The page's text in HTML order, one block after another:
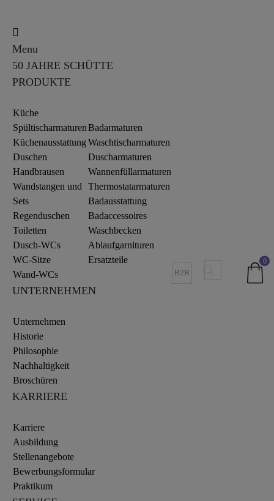
Menu
50 JAHRE SCHÜTTE
PRODUKTE
Küche
Spültischarmaturen
Küchenausstattung
Duschen
Handbrausen
Wandstangen und
Sets
Regenduschen
Toiletten
Dusch-WCs
WC-Sitze
Wand-WCs
Badarmaturen
Waschtischarmaturen
Duscharmaturen
Wannenfüllarmaturen
Thermostatarmaturen
Badausstattung
Badaccessoires
Waschbecken
Ablaufgarnituren
Ersatzteile
UNTERNEHMEN
Unternehmen
Historie
Philosophie
Nachhaltigkeit
Broschüren
KARRIERE
Karriere
Ausbildung
Stellenangebote
Bewerbungsformular
Praktikum
B2B
0